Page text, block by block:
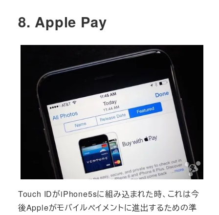
8. Apple Pay
Touch IDがiPhone5sに組み込まれた時、これは今
後Appleがモバイルペイメントに進出するための準